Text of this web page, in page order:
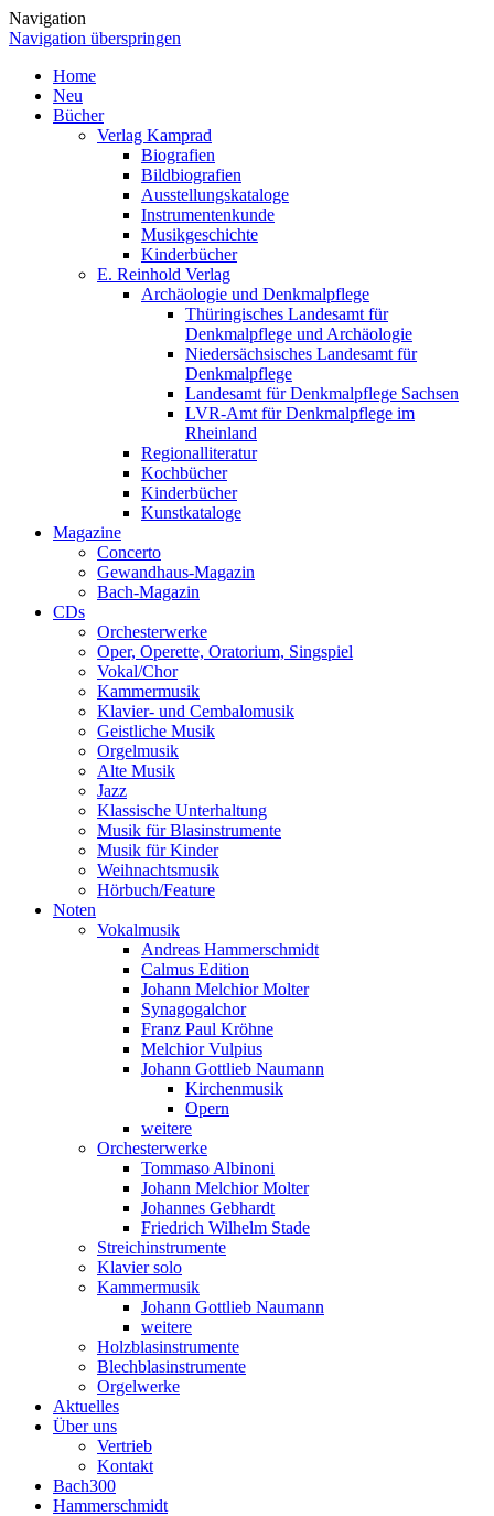
Navigation
Navigation überspringen
Home
Neu
Bücher
Verlag Kamprad
Biografien
Bildbiografien
Ausstellungskataloge
Instrumentenkunde
Musikgeschichte
Kinderbücher
E. Reinhold Verlag
Archäologie und Denkmalpflege
Thüringisches Landesamt für
Denkmalpflege und Archäologie
Niedersächsisches Landesamt für
Denkmalpflege
Landesamt für Denkmalpflege Sachsen
LVR-Amt für Denkmalpflege im
Rheinland
Regionalliteratur
Kochbücher
Kinderbücher
Kunstkataloge
Magazine
Concerto
Gewandhaus-Magazin
Bach-Magazin
CDs
Orchesterwerke
Oper, Operette, Oratorium, Singspiel
Vokal/Chor
Kammermusik
Klavier- und Cembalomusik
Geistliche Musik
Orgelmusik
Alte Musik
Jazz
Klassische Unterhaltung
Musik für Blasinstrumente
Musik für Kinder
Weihnachtsmusik
Hörbuch/Feature
Noten
Vokalmusik
Andreas Hammerschmidt
Calmus Edition
Johann Melchior Molter
Synagogalchor
Franz Paul Kröhne
Melchior Vulpius
Johann Gottlieb Naumann
Kirchenmusik
Opern
weitere
Orchesterwerke
Tommaso Albinoni
Johann Melchior Molter
Johannes Gebhardt
Friedrich Wilhelm Stade
Streichinstrumente
Klavier solo
Kammermusik
Johann Gottlieb Naumann
weitere
Holzblasinstrumente
Blechblasinstrumente
Orgelwerke
Aktuelles
Über uns
Vertrieb
Kontakt
Bach300
Hammerschmidt